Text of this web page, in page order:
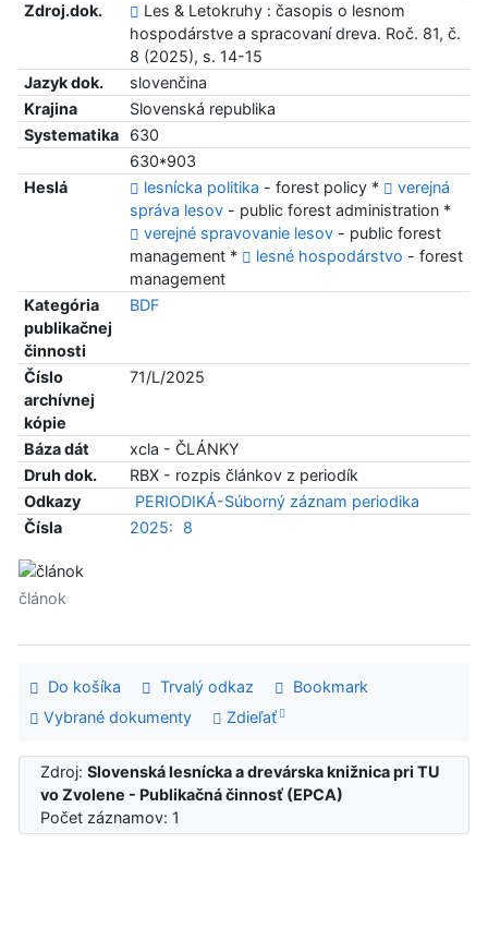
Zdroj.dok.
Les & Letokruhy : časopis o lesnom
hospodárstve a spracovaní dreva. Roč. 81, č.
8 (2025), s. 14-15
Jazyk dok.
slovenčina
Krajina
Slovenská republika
Systematika
630
630*903
Heslá
lesnícka politika - forest policy *
verejná
správa lesov- public forest administration *
verejné spravovanie lesov- public forest
management *
lesné hospodárstvo - forest
management
Kategória
publikačnej
činnosti
BDF
Číslo
archívnej
kópie
71/L/2025
Báza dát
xcla - ČLÁNKY
Druh dok.
RBX - rozpis článkov z periodík
Odkazy
PERIODIKÁ-Súborný záznam periodika
Čísla
2025: 8
článok
Do košíka Trvalý odkaz
Bookmark
Vybrané dokumenty
Zdieľať
Zdroj:Slovenská lesnícka a drevárska knižnica pri TU
vo Zvolene - Publikačná činnosť (EPCA)
Počet záznamov: 1